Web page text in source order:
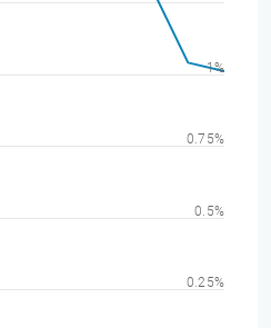
0.25%
0.5%
0.75%
1%